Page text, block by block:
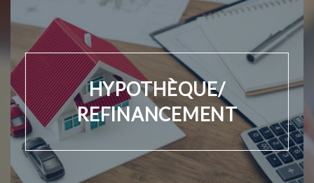
HYPOTHÈQUE/
REFINANCEMENT